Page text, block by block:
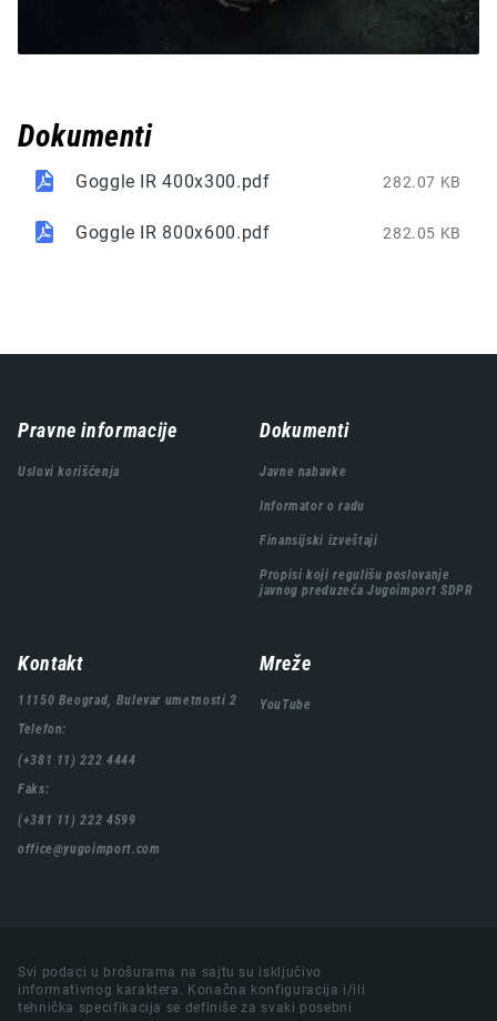
Dokumenti
Goggle IR 400x300.pdf 282.07 KB
Goggle IR 800x600.pdf 282.05 KB
Навигација
подножја
Pravne informacije
Uslovi korišćenja
Dokumenti
Javne nabavke
Informator o radu
Finansijski izveštaji
Propisi koji regulišu poslovanje
javnog preduzeća Jugoimport SDPR
Kontakt
11150 Beograd, Bulevar umetnosti 2
Telefon:
(+381 11) 222 4444
Faks:
(+381 11) 222 4599
office@yugoimport.com
Mreže
YouTube
Svi podaci u brošurama na sajtu su isključivo
informativnog karaktera. Konačna konfiguracija i/ili
tehnička specifikacija se definiše za svaki posebni